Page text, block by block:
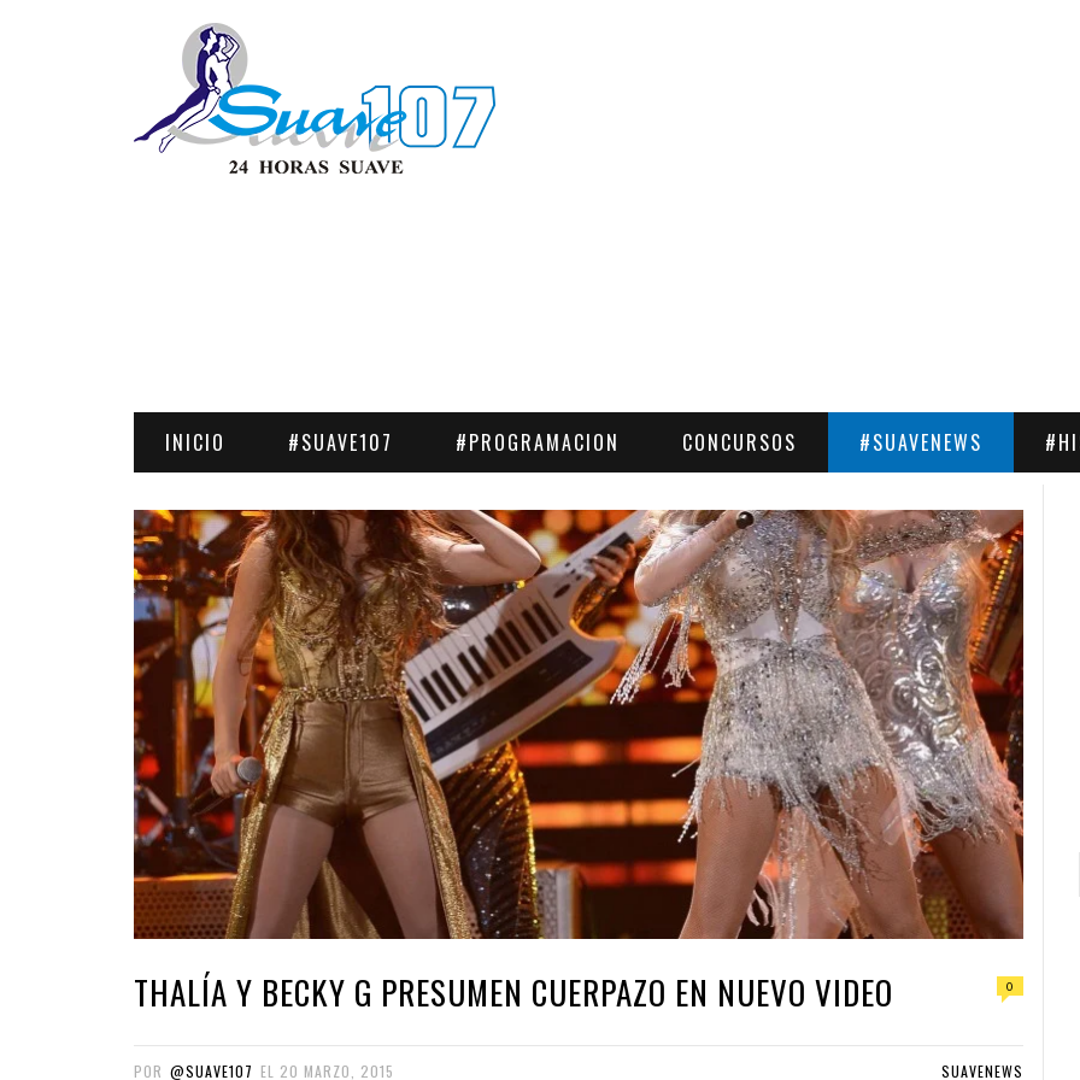
INICIO #SUAVE107 #PROGRAMACION CONCURSOS #SUAVENEWS
THALÍA Y BECKY G PRESUMEN CUERPAZO EN NUEVO VIDEO 0
POR @SUAVE107 EL 20 MARZO, 2015 SUAVENEWS